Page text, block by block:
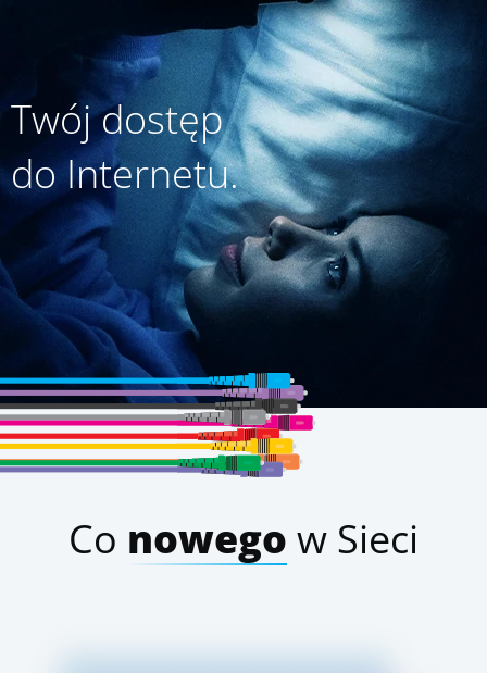
Twój dostęp
do Internetu.
Co nowego w Sieci